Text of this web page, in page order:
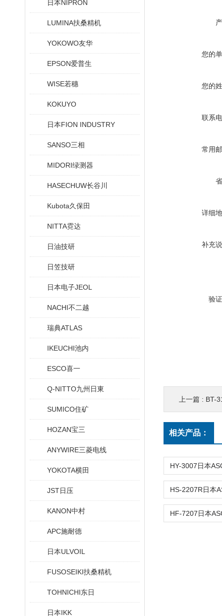
日本NIPRON
LUMINA扶桑精机
YOKOWO友华
EPSON爱普生
WISE若穗
KOKUYO
日本FION INDUSTRY
SANSO三相
MIDORI绿测器
HASECHUW长谷川
Kubota久保田
NITTA霓达
日油技研
日笠技研
日本电子JEOL
NACHI不二越
瑞典ATLAS
IKEUCHI池内
ESCO喜一
Q-NITTO九州日東
SUMICO住矿
HOZAN宝三
ANYWIRE三菱电线
YOKOTA横田
JST日压
KANON中村
APC施耐德
日本ULVOIL
FUSOSEIKI扶桑精机
TOHNICHI东日
日本IKK
您的
您的
联系
常用
详细
补充
验
上一篇 : BT-
相关产品：